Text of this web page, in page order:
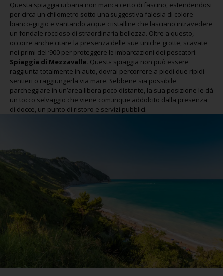
Questa spiaggia urbana non manca certo di fascino, estendendosi
per circa un chilometro sotto una suggestiva falesia di colore
bianco-grigio e vantando acque cristalline che lasciano intravedere
un fondale roccioso di straordinaria bellezza. Oltre a questo,
occorre anche citare la presenza delle sue uniche grotte, scavate
nei primi del ‘900 per proteggere le imbarcazioni dei pescatori.
Spiaggia di Mezzavalle. Questa spiaggia non può essere
raggiunta totalmente in auto, dovrai percorrere a piedi due ripidi
sentieri o raggiungerla via mare. Sebbene sia possibile
parcheggiare in un’area libera poco distante, la sua posizione le dà
un tocco selvaggio che viene comunque addolcito dalla presenza
di docce, un punto di ristoro e servizi pubblici.